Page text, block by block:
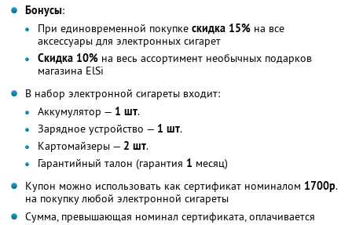
Бонусы:
При единовременной покупке скидка 15% на все
аксессуары для электронных сигарет
Скидка 10% на весь ассортимент необычных подарков
магазина ElSi
В набор электронной сигареты входит:
Аккумулятор — 1 шт.
Зарядное устройство — 1 шт.
Картомайзеры — 2 шт.
Гарантийный талон (гарантия 1 месяц)
Купон можно использовать как сертификат номиналом 1700р.
на покупку любой электронной сигареты
Сумма, превышающая номинал сертификата, оплачивается